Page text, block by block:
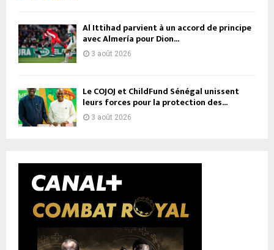
Al Ittihad parvient à un accord de principe
avec Almería pour Dion...
3 août 2026
Le COJOJ et ChildFund Sénégal unissent
leurs forces pour la protection des...
3 août 2026